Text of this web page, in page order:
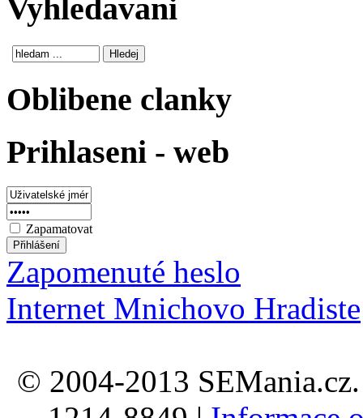
Vyhledavani
Oblibene clanky
Prihlaseni - web
Zapamatovat
Zapomenuté heslo
Internet Mnichovo Hradiste
© 2004-2013